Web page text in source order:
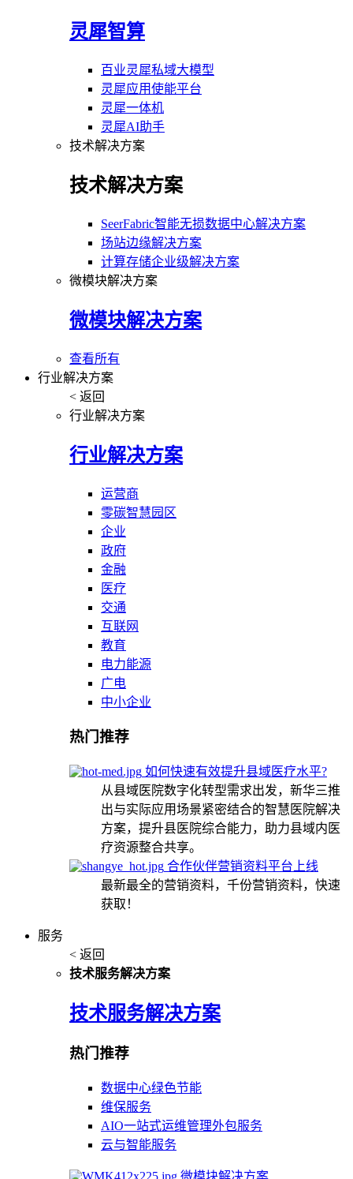
灵犀智算
百业灵犀私域大模型
灵犀应用使能平台
灵犀一体机
灵犀AI助手
技术解决方案
技术解决方案
SeerFabric智能无损数据中心解决方案
场站边缘解决方案
计算存储企业级解决方案
微模块解决方案
微模块解决方案
查看所有
行业解决方案
< 返回
行业解决方案
行业解决方案
运营商
零碳智慧园区
企业
政府
金融
医疗
交通
互联网
教育
电力能源
广电
中小企业
热门推荐
如何快速有效提升县域医疗水平?
从县域医院数字化转型需求出发，新华三推
出与实际应用场景紧密结合的智慧医院解决
方案，提升县医院综合能力，助力县域内医
疗资源整合共享。
合作伙伴营销资料平台上线
最新最全的营销资料，千份营销资料，快速
获取！
服务
< 返回
技术服务解决方案
技术服务解决方案
热门推荐
数据中心绿色节能
维保服务
AIO一站式运维管理外包服务
云与智能服务
微模块解决方案